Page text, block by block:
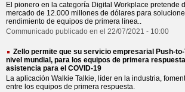
El pionero en la categoría Digital Workplace pretende
mercado de 12.000 millones de dólares para
rendimiento de equipos de primera línea..
Communicado publicado en el 22/07/2021 - 10:00
Zello permite que su servicio empresarial Push-
nivel mundial, para los equipos de primera
asistencia para el COVID-19
La aplicación Walkie Talkie, líder en la industria,
entre los equipos de primera respuesta.